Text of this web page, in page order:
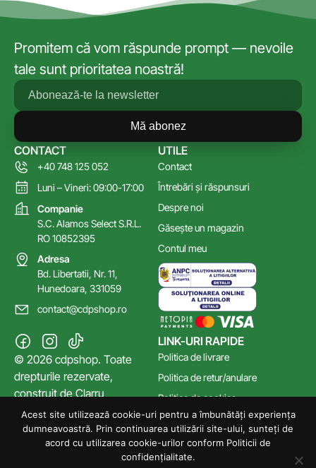
Promitem că vom răspunde prompt — nevoile
tale sunt prioritatea noastră!
Mă abonez
LINK-URI RAPIDE
Politica de livrare
Politica de retur/anulare
Politica de cookies
Poltica de confidențialitate
Termeni și Condiții
UTILE
Contact
Întrebări și răspunsuri
Despre noi
Găsește un magazin
Contul meu
CONTACT
+40 748 125 052
Luni – Vineri: 09:00-17:00
Companie
S.C. Alamos Select S.R.L.
RO 10852395
Adresa
Bd. Libertatii, Nr. 11,
Hunedoara, 331059
contact@cdpshop.ro
© 2026 cdpshop. Toate
drepturile rezervate,
construit deClarru
Acest site utilizează cookie-uri pentru a îmbunătăți experiența
dumneavoastră. Prin continuarea utilizării site-ului, sunteți de
acord cu utilizarea cookie-urilor conform Politicii de
confidențialitate.